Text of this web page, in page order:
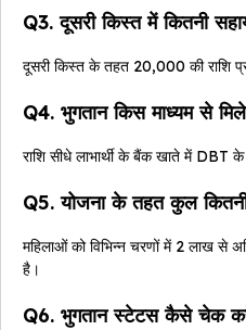
Q3. दूसरी किस्त में कितनी
दूसरी किस्त के तहत ₹20,000 की राशि
Q4. भुगतान किस माध्यम से
राशि सीधे लाभार्थी के बैंक खाते में DBT
Q5. योजना के तहत कुल
महिलाओं को विभिन्न चरणों में ₹2 लाख से
है।
Q6. भुगतान स्टेटस कैसे चेक